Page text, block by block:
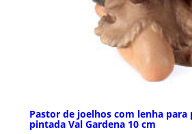
Pastor de joelhos com lenha
pintada Val Gardena 10 cm